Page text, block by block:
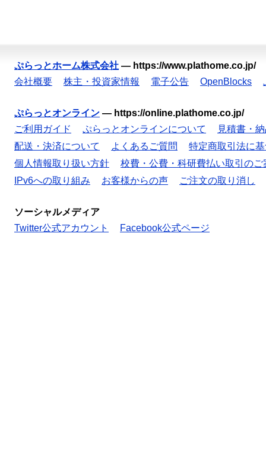
ぷらっとホーム株式会社 — https://www.plathome.co.jp/
会社概要
株主・投資家情報 電子公告 OpenBlocks
ぷらっとオンライン — https://online.plathome.co.jp/
ご利用ガイド
ぷらっとオンラインについて
見積書・
配送・決済について
よくあるご質問
特定商取引法に
個人情報取り扱い方針
校費・公費・科研費払い取引のご
IPv6への取り組み
お客様からの声 ご注文の取り消し
ソーシャルメディア
Twitter公式アカウント
Facebook公式ページ